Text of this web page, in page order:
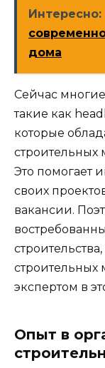
Интересно:
дома
Сейчас
такие как
которые
строительных
Это помогает
своих
вакансии.
строительных
экспертом в
Опыт в